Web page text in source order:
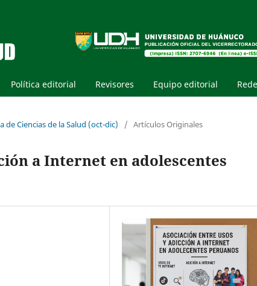
Política editorial Revisores Equipo editorial
de Ciencias de la Salud (oct-dic) / Artículos Originales
a Internet en adolescentes